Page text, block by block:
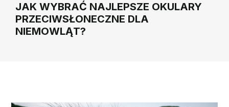
JAK WYBRAĆ NAJLEPSZE OKULARY
PRZECIWSŁONECZNE DLA
NIEMOWLĄT?